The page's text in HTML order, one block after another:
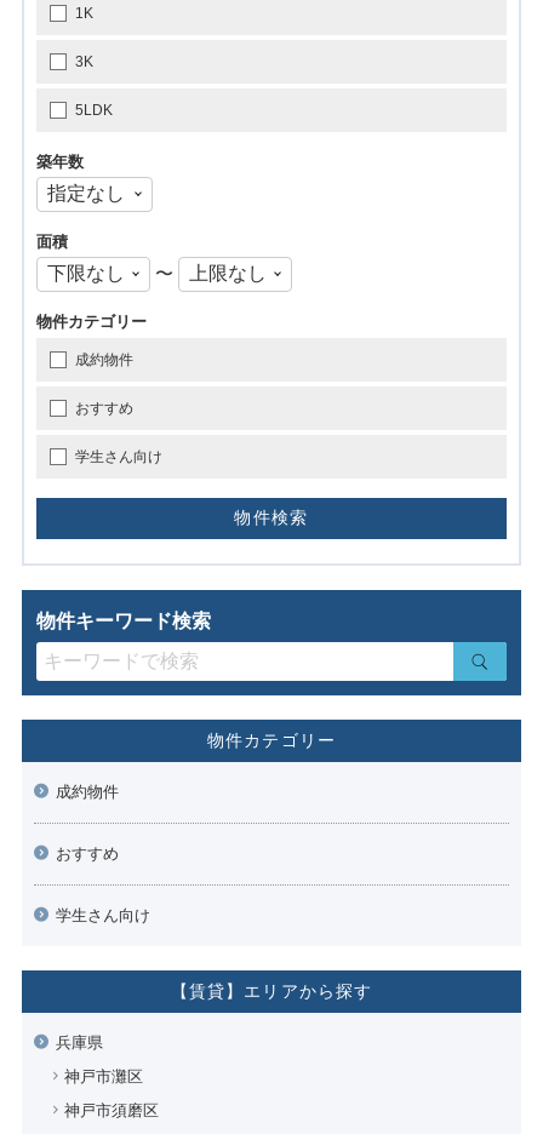
1K
3K
5LDK
築年数
面積
〜
物件カテゴリー
成約物件
おすすめ
学生さん向け
物件キーワード検索
物件カテゴリー
成約物件
おすすめ
学生さん向け
【賃貸】エリアから探す
兵庫県
神戸市灘区
神戸市須磨区